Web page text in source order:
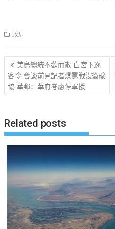
政局
文
章
导
美烏總統不歡而散 白宮下逐
客令 會談前見記者爆罵戰沒簽礦
協 華郵：華府考慮停軍援
Related posts